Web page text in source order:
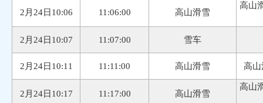
2月24日10:06 11:06:00 高山滑雪
高山
2月24日10:07 11:07:00 雪车
2月24日10:11 11:11:00 高山滑雪 高山
2月24日10:17 11:17:00 高山滑雪
高山